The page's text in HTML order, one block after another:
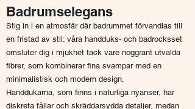
Badrumselegans
Stig in i en atmosfär där badrummet förvandlas till
en fristad av stil: våra handduks- och badrocksset
omsluter dig i mjukhet tack vare noggrant utvalda
fibrer, som kombinerar fina svampar med en
minimalistisk och modern design.
Handdukarna, som finns i naturliga nyanser, har
diskreta fållar och skräddarsydda detaljer, medan